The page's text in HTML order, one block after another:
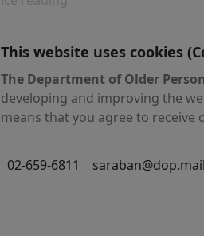
This website uses cookies
The Department of Older
developing and improving the
means that you agree to receive
02-659-6811